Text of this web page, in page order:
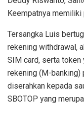
Keempatnya memiliki
Tersangka Luis
rekening withdrawal,
SIM card, serta token
rekening (M-banking)
diserahkan kepada
SBOTOP yang